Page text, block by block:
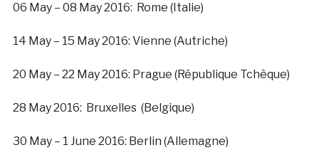
06 May – 08 May 2016: Rome (Italie)
14 May – 15 May 2016: Vienne (Autriche)
20 May – 22 May 2016: Prague (République Tchèque)
28 May 2016: Bruxelles (Belgique)
30 May – 1 June 2016: Berlin (Allemagne)